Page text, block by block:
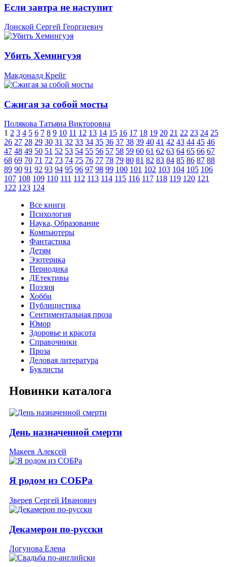
Если завтра не наступит
Донской Сергей Георгиевич
Убить Хемингуэя
Макдоналд Крейг
Сжигая за собой мосты
Полякова Татьяна Викторовна
1 2 3 4 5 6 7 8 9 10 11 12 13 14 15 16 17 18 19 20 21 22 23 24 25
26 27 28 29 30 31 32 33 34 35 36 37 38 39 40 41 42 43 44 45 46
47 48 49 50 51 52 53 54 55 56 57 58 59 60 61 62 63 64 65 66 67
68 69 70 71 72 73 74 75 76 77 78 79 80 81 82 83 84 85 86 87 88
89 90 91 92 93 94 95 96 97 98 99 100 101 102 103 104 105 106
107 108 109 110 111 112 113 114 115 116 117 118 119 120 121
122 123 124
Все книги
Психология
Наука, Образование
Компьютеры
Фантастика
Детям
Эзотерика
Периодика
ДЕтективы
Поэзия
Хобби
Публицистика
Сентиментальная проза
Юмор
Здоровье и красота
Справочники
Проза
Деловая литература
Буклисты
Новинки каталога
День назначенной смерти
Макеев Алексей
Я родом из СОБРа
Зверев Сергей Иванович
Декамерон по-русски
Логунова Елена